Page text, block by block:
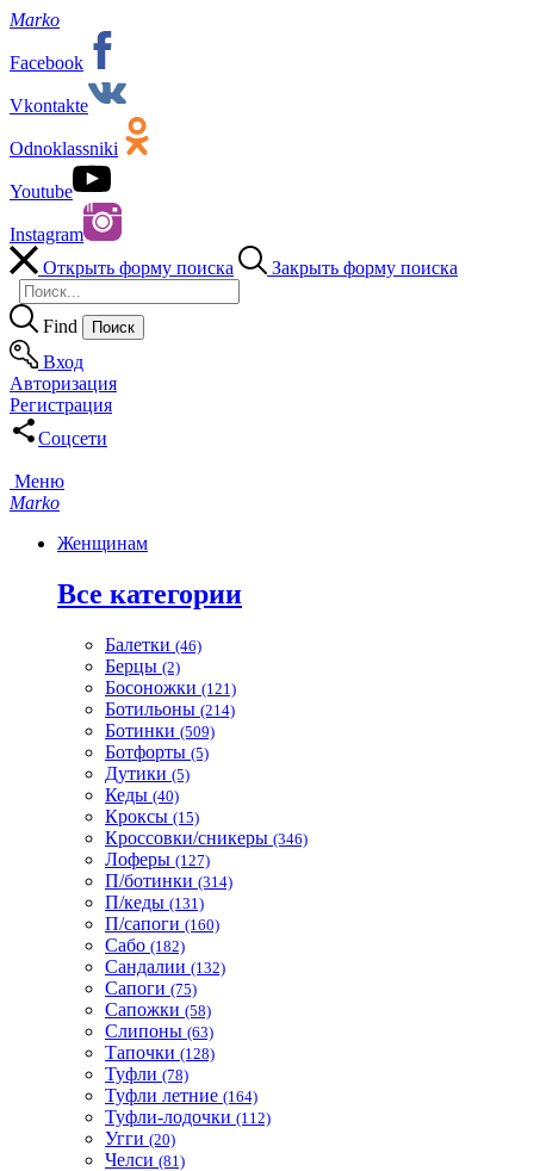
Marko
Facebook
Vkontakte
Odnoklassniki
Youtube
Instagram
Открыть форму поиска
Закрыть форму поиска
Find
Вход
Авторизация
Регистрация
Соцсети
Меню
Marko
Женщинам
Все категории
Балетки (46)
Берцы (2)
Босоножки (121)
Ботильоны (214)
Ботинки (509)
Ботфорты (5)
Дутики (5)
Кеды (40)
Кроксы (15)
Кроссовки/сникеры (346)
Лоферы (127)
П/ботинки (314)
П/кеды (131)
П/сапоги (160)
Сабо (182)
Сандалии (132)
Сапоги (75)
Сапожки (58)
Слипоны (63)
Тапочки (128)
Туфли (78)
Туфли летние (164)
Туфли-лодочки (112)
Угги (20)
Челси (81)